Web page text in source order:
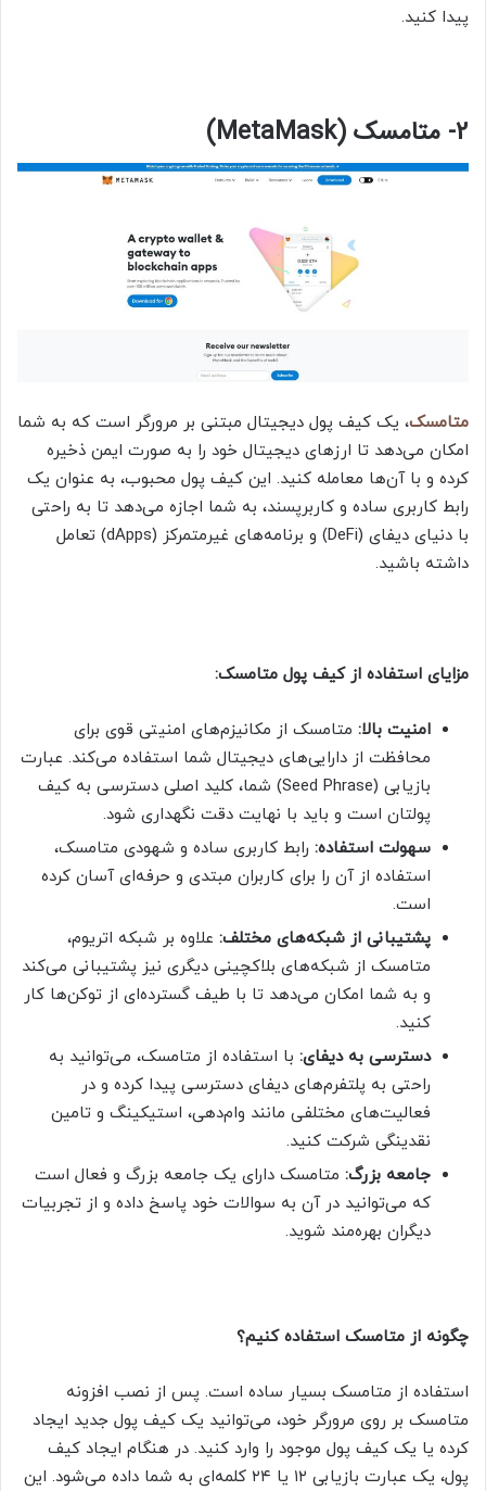
پیدا کنید.
2- متامسک (MetaMask)
متامسک، یک کیف پول دیجیتال مبتنی بر مرورگر است که به شما
امکان می‌دهد تا ارزهای دیجیتال خود را به صورت ایمن ذخیره
کرده و با آن‌ها معامله کنید. این کیف پول محبوب، به عنوان یک
رابط کاربری ساده و کاربرپسند، به شما اجازه می‌دهد تا به راحتی
با دنیای دیفای (DeFi) و برنامه‌های غیرمتمرکز (dApps) تعامل
داشته باشید.
مزایای استفاده از کیف پول متامسک:
امنیت بالا: متامسک از مکانیزم‌های امنیتی قوی برای
محافظت از دارایی‌های دیجیتال شما استفاده می‌کند. عبارت
بازیابی (Seed Phrase) شما، کلید اصلی دسترسی به کیف
پولتان است و باید با نهایت دقت نگهداری شود.
سهولت استفاده: رابط کاربری ساده و شهودی متامسک،
استفاده از آن را برای کاربران مبتدی و حرفه‌ای آسان کرده
است.
پشتیبانی از شبکه‌های مختلف: علاوه بر شبکه اتریوم،
متامسک از شبکه‌های بلاکچینی دیگری نیز پشتیبانی می‌کند
و به شما امکان می‌دهد تا با طیف گسترده‌ای از توکن‌ها کار
کنید.
دسترسی به دیفای: با استفاده از متامسک، می‌توانید به
راحتی به پلتفرم‌های دیفای دسترسی پیدا کرده و در
فعالیت‌های مختلفی مانند وام‌دهی، استیکینگ و تامین
نقدینگی شرکت کنید.
جامعه بزرگ: متامسک دارای یک جامعه بزرگ و فعال است
که می‌توانید در آن به سوالات خود پاسخ داده و از تجربیات
دیگران بهره‌مند شوید.
چگونه از متامسک استفاده کنیم؟
استفاده از متامسک بسیار ساده است. پس از نصب افزونه
متامسک بر روی مرورگر خود، می‌توانید یک کیف پول جدید ایجاد
کرده یا یک کیف پول موجود را وارد کنید. در هنگام ایجاد کیف
پول، یک عبارت بازیابی ۱۲ یا ۲۴ کلمه‌ای به شما داده می‌شود. این